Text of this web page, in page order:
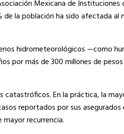
Mexicana de Instituciones
la población ha sido afectada al
hidrometeorológicos —como
por más de 300 millones de
catastróficos. En la práctica, la
reportados por sus
recurrencia.